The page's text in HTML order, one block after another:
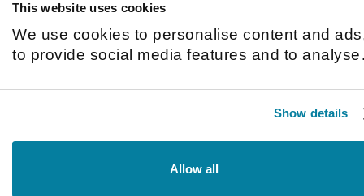
This website uses cookies
We use cookies to personalise content and
to provide social media features and to analyse
use of our site with our social media,
and analytics partners who may combine it with
Show details
Allow all